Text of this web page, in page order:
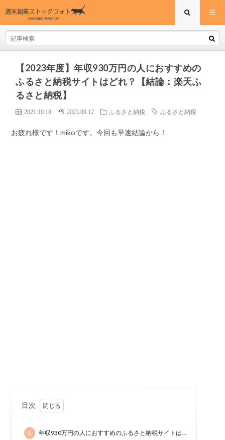
【2023年度】年収930万円の人におすすめの
ふるさと納税サイトはどれ？【結論：楽天ふ
るさと納税】
2021.10.18 2023.09.12 ふるさと納税 ふるさと納税
お疲れ様です！mikoです。今回も早速結論から！
目次
1. 年収930万円の人におすすめのふるさと納税サイトは…